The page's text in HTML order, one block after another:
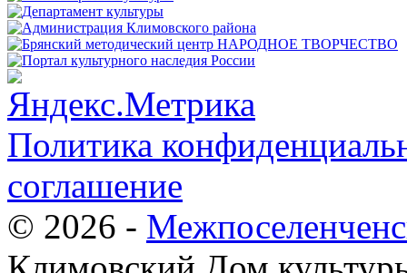
Политика
соглашение
© 2026 -